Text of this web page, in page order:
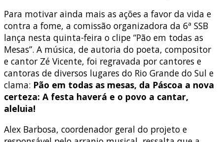
Para motivar ainda mais as ações a favor da vida e
contra a fome, a comissão organizadora da 6ª SSB
lança nesta quinta-feira o clipe “Pão em todas as
Mesas”. A música, de autoria do poeta, compositor
e cantor Zé Vicente, foi regravada por cantores e
cantoras de diversos lugares do Rio Grande do Sul e
clama: Pão em todas as mesas, da Páscoa a nova
certeza: A festa haverá e o povo a cantar,
aleluia!
Alex Barbosa, coordenador geral do projeto e